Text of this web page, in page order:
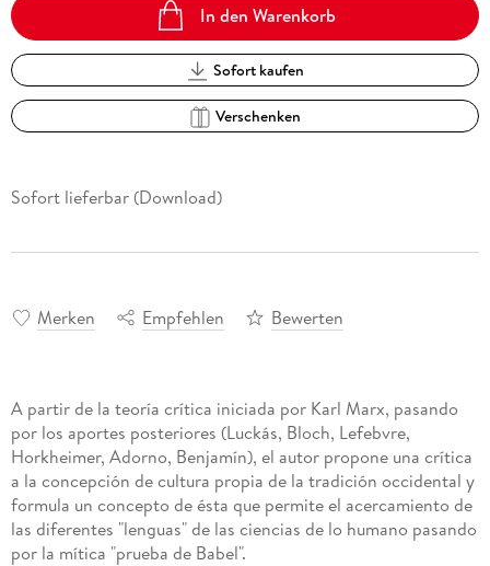
In den Warenkorb
Sofort kaufen
Verschenken
Sofort lieferbar (Download)
Merken Empfehlen Bewerten
A partir de la teoría crítica iniciada por Karl Marx, pasando
por los aportes posteriores (Luckás, Bloch, Lefebvre,
Horkheimer, Adorno, Benjamín), el autor propone una crítica
a la concepción de cultura propia de la tradición occidental y
formula un concepto de ésta que permite el acercamiento de
las diferentes "lenguas" de las ciencias de lo humano pasando
por la mítica "prueba de Babel".